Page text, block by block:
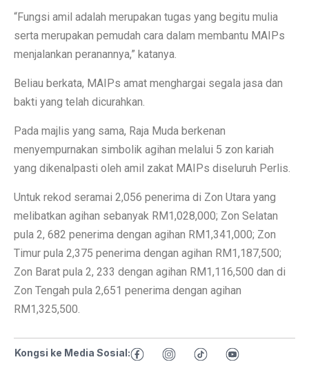
“Fungsi amil adalah merupakan tugas yang begitu mulia
serta merupakan pemudah cara dalam membantu MAIPs
menjalankan peranannya,” katanya.
Beliau berkata, MAIPs amat menghargai segala jasa dan
bakti yang telah dicurahkan.
Pada majlis yang sama, Raja Muda berkenan
menyempurnakan simbolik agihan melalui 5 zon kariah
yang dikenalpasti oleh amil zakat MAIPs diseluruh Perlis.
Untuk rekod seramai 2,056 penerima di Zon Utara yang
melibatkan agihan sebanyak RM1,028,000; Zon Selatan
pula 2, 682 penerima dengan agihan RM1,341,000; Zon
Timur pula 2,375 penerima dengan agihan RM1,187,500;
Zon Barat pula 2, 233 dengan agihan RM1,116,500 dan di
Zon Tengah pula 2,651 penerima dengan agihan
RM1,325,500.
Kongsi ke Media Sosial: